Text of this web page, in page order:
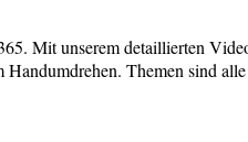
Mit unserem detaillierten
Themen sind